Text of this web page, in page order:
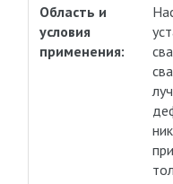
Область и
условия
применения: